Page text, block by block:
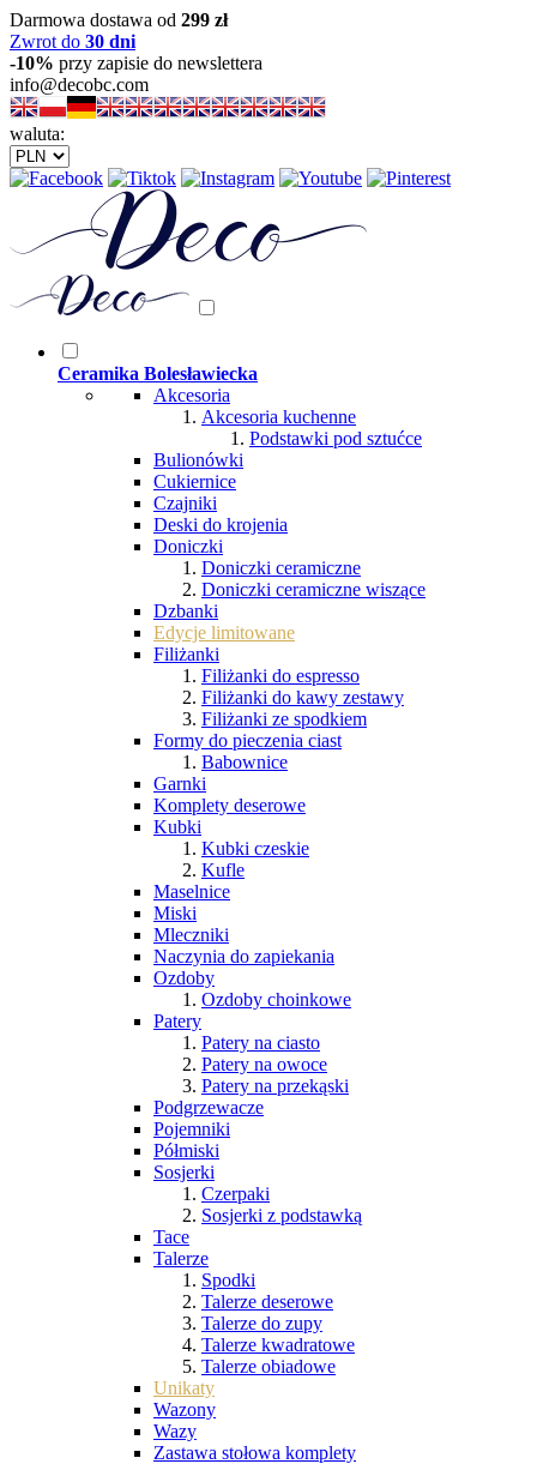
Darmowa dostawa od 299 zł
Zwrot do 30 dni
-10% przy zapisie do newslettera
info@decobc.com
waluta:
Ceramika Bolesławiecka
Akcesoria
Akcesoria kuchenne
Podstawki pod sztućce
Bulionówki
Cukiernice
Czajniki
Deski do krojenia
Doniczki
Doniczki ceramiczne
Doniczki ceramiczne wiszące
Dzbanki
Edycje limitowane
Filiżanki
Filiżanki do espresso
Filiżanki do kawy zestawy
Filiżanki ze spodkiem
Formy do pieczenia ciast
Babownice
Garnki
Komplety deserowe
Kubki
Kubki czeskie
Kufle
Maselnice
Miski
Mleczniki
Naczynia do zapiekania
Ozdoby
Ozdoby choinkowe
Patery
Patery na ciasto
Patery na owoce
Patery na przekąski
Podgrzewacze
Pojemniki
Półmiski
Sosjerki
Czerpaki
Sosjerki z podstawką
Tace
Talerze
Spodki
Talerze deserowe
Talerze do zupy
Talerze kwadratowe
Talerze obiadowe
Unikaty
Wazony
Wazy
Zastawa stołowa komplety